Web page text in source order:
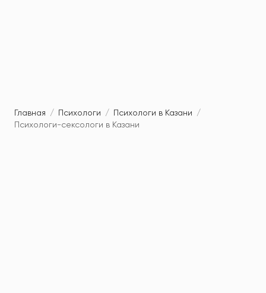
Главная / Психологи / Психологи в Казани /
Психологи-сексологи в Казани